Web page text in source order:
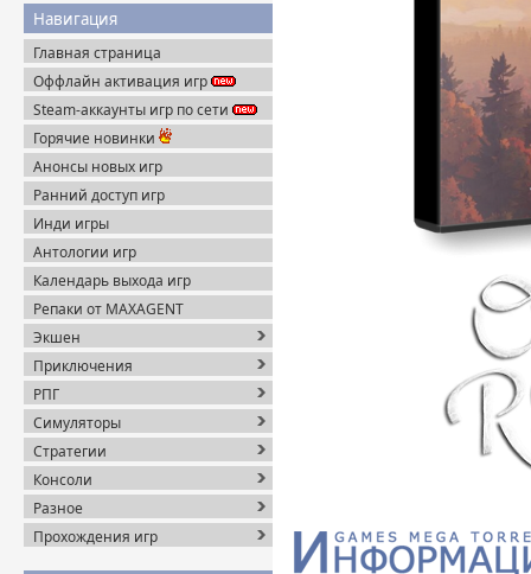
Навигация
Главная страница
Оффлайн активация игр
Steam-аккаунты игр по сети
Горячие новинки
Анонсы новых игр
Ранний доступ игр
Инди игры
Антологии игр
Календарь выхода игр
Репаки от MAXAGENT
Экшен
Приключения
РПГ
Симуляторы
Стратегии
Консоли
Разное
Прохождения игр